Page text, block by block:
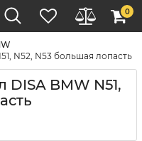
0
N52, N53 большая лопасть
BMW N51,